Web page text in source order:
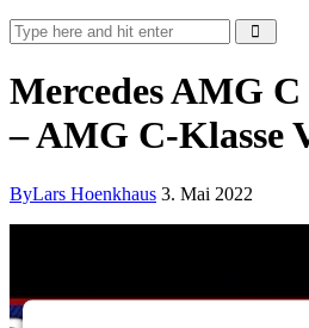
Mercedes AMG
– AMG C-Klasse
ByLars Hoenkhaus 3. Mai 2022